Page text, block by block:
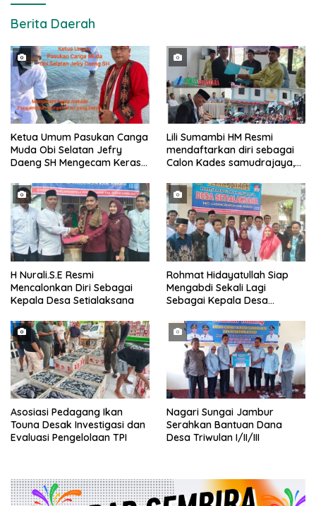
Berita Daerah
Ketua Umum Pasukan Canga
Muda Obi Selatan Jefry
Daeng SH Mengecam Keras
Air Laut di Laut yang Bersih
Lili Sumambi HM Resmi
mendaftarkan diri sebagai
Calon Kades samudrajaya,
pendukungnya
H Nurali.S.E Resmi
Mencalonkan Diri Sebagai
Kepala Desa Setialaksana
Rohmat Hidayatullah Siap
Mengabdi Sekali Lagi
Sebagai Kepala Desa
Asosiasi Pedagang Ikan
Touna Desak Investigasi dan
Evaluasi Pengelolaan TPI
Nagari Sungai Jambur
Serahkan Bantuan Dana
Desa Triwulan I/II/III